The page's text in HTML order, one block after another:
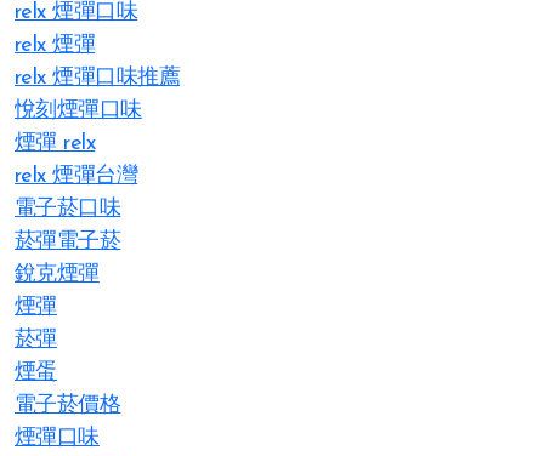
relx 煙彈口味
relx 煙彈
relx 煙彈口味推薦
悅刻煙彈口味
煙彈 relx
relx 煙彈台灣
電子菸口味
菸彈電子菸
銳克煙彈
煙彈
菸彈
煙蛋
電子菸價格
煙彈口味